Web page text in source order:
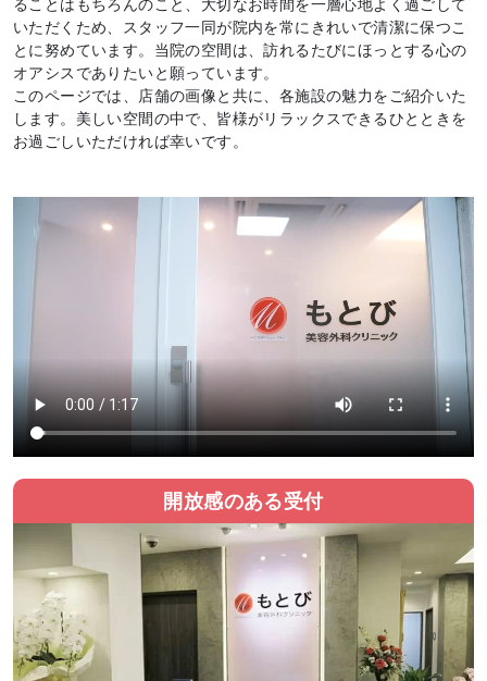
ることはもちろんのこと、大切なお時間を一層心地よく過ごして
いただくため、スタッフ一同が院内を常にきれいで清潔に保つこ
とに努めています。当院の空間は、訪れるたびにほっとする心の
オアシスでありたいと願っています。
このページでは、店舗の画像と共に、各施設の魅力をご紹介いた
します。美しい空間の中で、皆様がリラックスできるひとときを
お過ごしいただければ幸いです。
開放感のある受付